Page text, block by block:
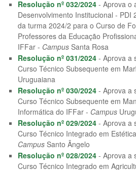
Resolução nº 032/2024 - Aprova o
Desenvolvimento Institucional - PDI
da turma 2024/2 para o Curso de
Professores da Educação
IFFar - Campus Santa Rosa
Resolução nº 031/2024 - Aprova a
Curso Técnico Subsequente em
Uruguaiana
Resolução nº 030/2024 - Aprova a
Curso Técnico Subsequente em
Informática do IFFar - Campus
Resolução nº 029/2024 - Aprova a
Curso Técnico Integrado em
Campus Santo Ângelo
Resolução nº 028/2024 - Aprova a
Curso Técnico Integrado em